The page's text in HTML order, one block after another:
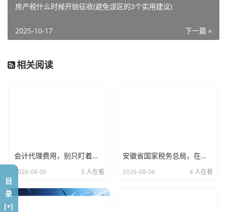
再折腾两趟才搞定。整个过程像爬坡上坎，中间我还摔了一
了。
第三步：死磕合规细节
话：我写的股权分配书格式不对，被人家骂了一顿“能不能认
真点？”只能返工重来。折腾了快两礼拜，终于把所有材料整
合利索。再送上去时，那些审核员翻翻看，说：“这回行
房产税什么时候开始征收(避免误区的3个实用建议)
下一篇 »
2025-10-17
相关阅读
会计代理费用，别只盯着低价，这背后关乎企业的生死存亡与合规底线
2026-08-06 5 人在看
安徽省国家税务总局，在数字化浪潮中，重塑税务信任与服务的温情
2026-08-06 4 人在看
目
录
[+]